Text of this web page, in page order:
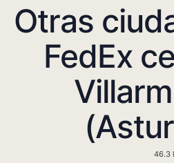
Otras
FedEx
46.3